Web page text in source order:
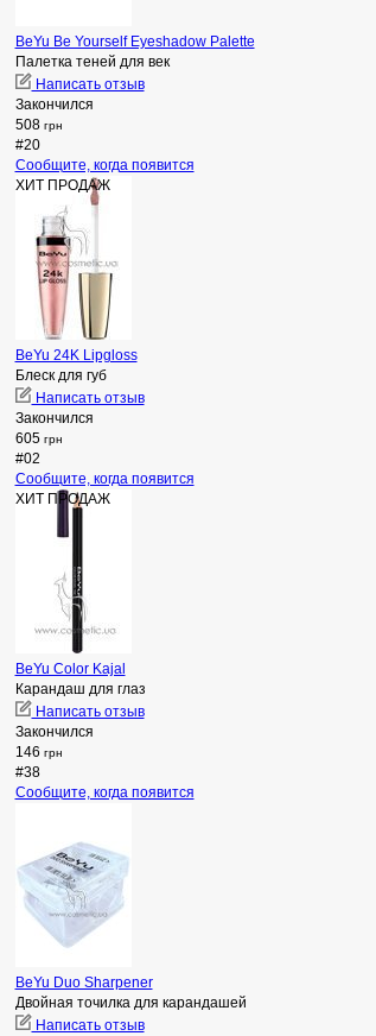
BeYu Be Yourself Eyeshadow Palette
Палетка теней для век
Написать отзыв
Закончился
508 грн
#20
Сообщите, когда появится
ХИТ ПРОДАЖ
BeYu 24K Lipgloss
Блеск для губ
Написать отзыв
Закончился
605 грн
#02
Сообщите, когда появится
ХИТ ПРОДАЖ
BeYu Color Kajal
Карандаш для глаз
Написать отзыв
Закончился
146 грн
#38
Сообщите, когда появится
BeYu Duo Sharpener
Двойная точилка для карандашей
Написать отзыв